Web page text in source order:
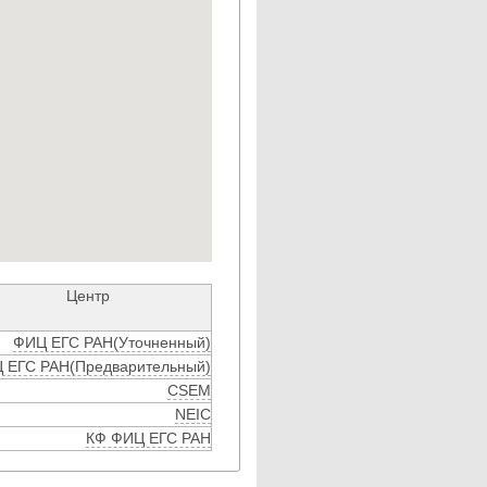
Центр
ФИЦ ЕГС РАН(Уточненный)
РАН(Предварительный)
CSEM
NEIC
КФ ФИЦ ЕГС РАН